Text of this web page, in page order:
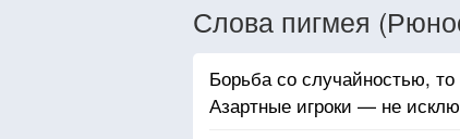
Слова пигмея
Борьба со случайностью,
Азартные игроки — не